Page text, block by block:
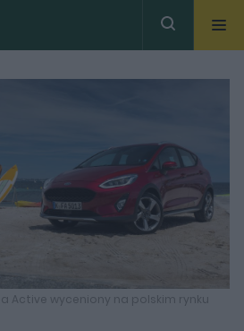
Active wyceniony na polskim rynku